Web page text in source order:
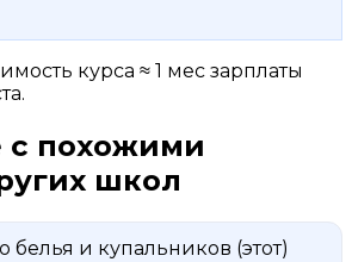
курса ≈ 1 мес зарплаты
с похожими
школ
белья и купальников (этот)